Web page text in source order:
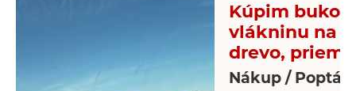
Kúpim
vlákninu na
drevo,
Nákup /